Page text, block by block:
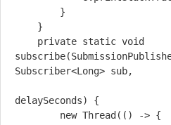
Subscriber<Long> sub,
delaySeconds) {